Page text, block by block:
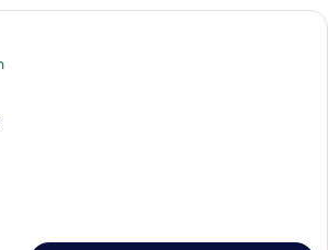
Ein Hotelzimmer mit zwei Betten,